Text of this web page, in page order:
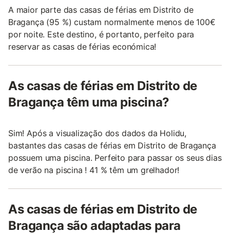
A maior parte das casas de férias em Distrito de
Bragança (95 %) custam normalmente menos de 100€
por noite. Este destino, é portanto, perfeito para
reservar as casas de férias económica!
As casas de férias em Distrito de
Bragança têm uma piscina?
Sim! Após a visualização dos dados da Holidu,
bastantes das casas de férias em Distrito de Bragança
possuem uma piscina. Perfeito para passar os seus dias
de verão na piscina ! 41 % têm um grelhador!
As casas de férias em Distrito de
Bragança são adaptadas para